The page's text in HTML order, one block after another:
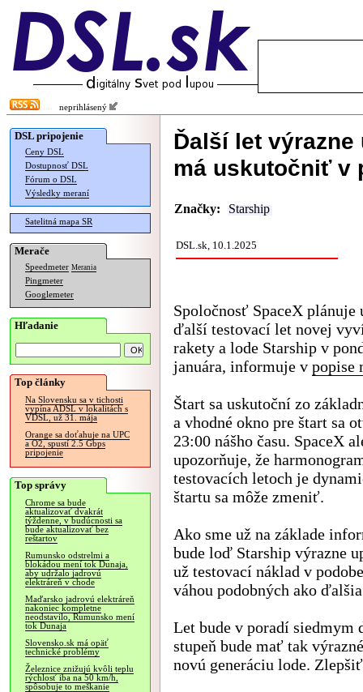
neprihlásený
DSL pripojenie
Ceny DSL
Dostupnosť DSL
Fórum o DSL
Výsledky meraní
Satelitná mapa SR
Merače
Speedmeter Merania
Pingmeter
Googlemeter
Hľadanie
Top články
Na Slovensku sa v tichosti
vypína ADSL v lokalitách s
VDSL, už 31. mája
Orange sa doťahuje na UPC
a O2, spustí 2.5 Gbps
pripojenie
Top správy
Chrome sa bude
aktualizovať dvakrát
týždenne, v budúcnosti sa
bude aktualizovať bez
reštartov
Rumunsko odstrelmi a
blokádou mení tok Dunaja,
aby udržalo jadrovú
elektráreň v chode
Maďarsko jadrovú elektráreň
nakoniec kompletne
neodstavilo, Rumunsko mení
tok Dunaja
Slovensko.sk má opäť
technické problémy
Železnice znižujú kvôli teplu
rýchlosť iba na 50 km/h,
spôsobuje to meškanie
Ďalší let
má uskutočniť v
Značky: Starship
DSL.sk, 10.1.2025
Spoločnosť SpaceX
ďalší testovací let novej
rakety a lode Starship v
januára, informuje v popise
Štart sa uskutoční zo
a vhodné okno pre štart sa
23:00 nášho času. SpaceX
upozorňuje, že
testovacích letoch je
štartu sa môže zmeniť.
Ako sme už na základe
bude loď Starship výrazne
už testovací náklad v
váhou podobných ako
Let bude v poradí siedmym
stupeň bude mať tak
novú generáciu lode.